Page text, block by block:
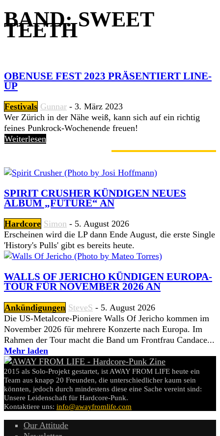
BAND: SWEET
TEETH
OBENUSE FEST 2023 PRÄSENTIERT LINE-
UP
Festivals Gunnar - 3. März 2023
Wer Zürich in der Nähe weiß, kann sich auf ein richtig
feines Punkrock-Wochenende freuen!
Weiterlesen
SPIRIT CRUSHER KÜNDIGEN NEUES
ALBUM „FUTURE“ AN
Hardcore Simon - 5. August 2026
Erscheinen wird die LP dann Ende August, die erste Single
'History's Pulls' gibt es bereits heute.
WALLS OF JERICHO KÜNDIGEN EUROPA-
TOUR FÜR NOVEMBER 2026 AN
Ankündigungen SteveS - 5. August 2026
Die US-Metalcore-Pioniere Walls Of Jericho kommen im
November 2026 für mehrere Konzerte nach Europa. Im
Rahmen der Tour macht die Band um Frontfrau Candace...
Mehr laden
2015 als Solo-Projekt gestartet, ist AWAY FROM LIFE heute ein
Team aus knapp 20 Freunden, die unterschiedlicher kaum sein
könnten, jedoch durch mindestens diese eine Sache vereint sind:
Unsere Leidenschaft für Hardcore-Punk.
Kontaktiere uns: info@awayfromlife.com
Our Attitude